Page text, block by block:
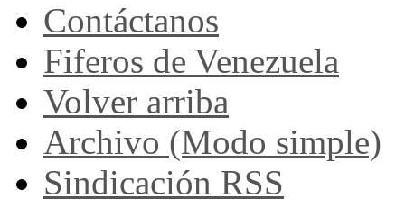
Contáctanos
Fiferos de Venezuela
Volver arriba
Archivo (Modo simple)
Sindicación RSS